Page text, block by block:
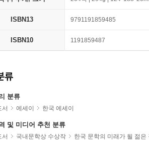
ISBN13 9791191859485
ISBN10 1191859487
류
분류
서 에세이 한국 에세이
및 미디어 추천 분류
서 국내문학상 수상작 한국 문학의 미래가 될 젊은